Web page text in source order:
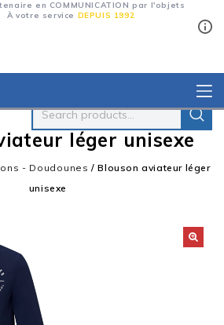
en COMMUNICATION par l'objets
À votre service DEPUIS 1992
léger unisexe
- Doudounes /Blouson aviateur léger
unisexe